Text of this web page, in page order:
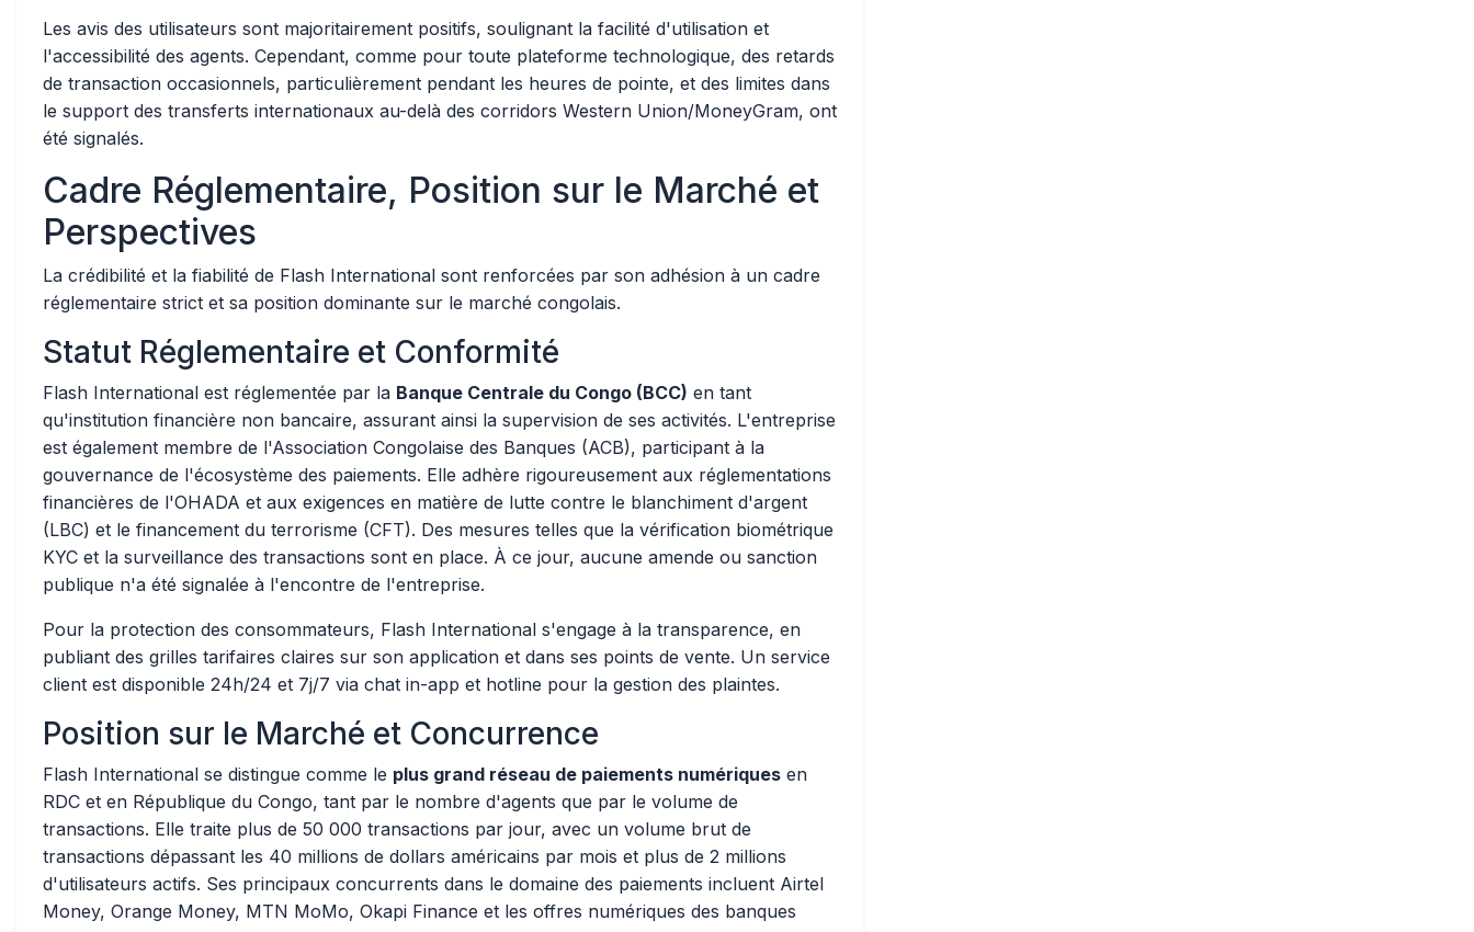
Les avis des utilisateurs sont majoritairement positifs, soulignant la facilité d'utilisation et
l'accessibilité des agents. Cependant, comme pour toute plateforme technologique, des retards
de transaction occasionnels, particulièrement pendant les heures de pointe, et des limites dans
le support des transferts internationaux au-delà des corridors Western Union/MoneyGram, ont
été signalés.
Cadre Réglementaire, Position sur le Marché et
Perspectives
La crédibilité et la fiabilité de Flash International sont renforcées par son adhésion à un cadre
réglementaire strict et sa position dominante sur le marché congolais.
Statut Réglementaire et Conformité
Flash International est réglementée par la Banque Centrale du Congo (BCC) en tant
qu'institution financière non bancaire, assurant ainsi la supervision de ses activités. L'entreprise
est également membre de l'Association Congolaise des Banques (ACB), participant à la
gouvernance de l'écosystème des paiements. Elle adhère rigoureusement aux réglementations
financières de l'OHADA et aux exigences en matière de lutte contre le blanchiment d'argent
(LBC) et le financement du terrorisme (CFT). Des mesures telles que la vérification biométrique
KYC et la surveillance des transactions sont en place. À ce jour, aucune amende ou sanction
publique n'a été signalée à l'encontre de l'entreprise.
Pour la protection des consommateurs, Flash International s'engage à la transparence, en
publiant des grilles tarifaires claires sur son application et dans ses points de vente. Un service
client est disponible 24h/24 et 7j/7 via chat in-app et hotline pour la gestion des plaintes.
Position sur le Marché et Concurrence
Flash International se distingue comme le plus grand réseau de paiements numériques en
RDC et en République du Congo, tant par le nombre d'agents que par le volume de
transactions. Elle traite plus de 50 000 transactions par jour, avec un volume brut de
transactions dépassant les 40 millions de dollars américains par mois et plus de 2 millions
d'utilisateurs actifs. Ses principaux concurrents dans le domaine des paiements incluent Airtel
Money, Orange Money, MTN MoMo, Okapi Finance et les offres numériques des banques